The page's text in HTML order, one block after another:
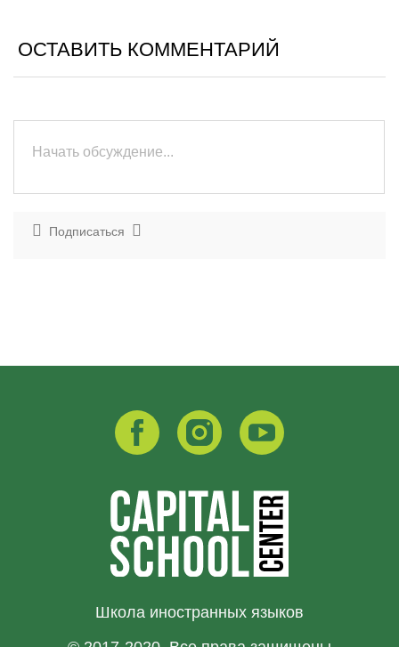
ОСТАВИТЬ КОММЕНТАРИЙ
Подписаться
Школа иностранных языков